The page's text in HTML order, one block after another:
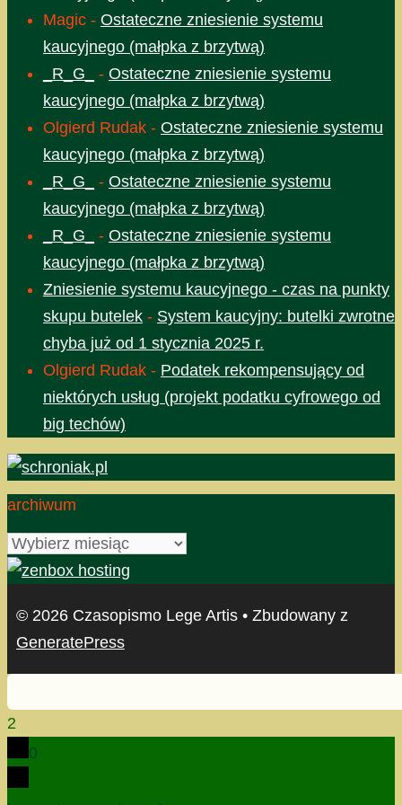
Magic - Ostateczne zniesienie systemu
kaucyjnego (małpka z brzytwą)
_R_G_
- Ostateczne zniesienie systemu
kaucyjnego (małpka z brzytwą)
Olgierd Rudak - Ostateczne zniesienie systemu
kaucyjnego (małpka z brzytwą)
_R_G_
- Ostateczne zniesienie systemu
kaucyjnego (małpka z brzytwą)
_R_G_
- Ostateczne zniesienie systemu
kaucyjnego (małpka z brzytwą)
Zniesienie systemu kaucyjnego - czas na punkty
skupu butelek - System kaucyjny: butelki zwrotne
chyba już od 1 stycznia 2025 r.
Olgierd Rudak - Podatek rekompensujący od
niektórych usług (projekt podatku cyfrowego od
big techów)
archiwum
archiwum
© 2026 Czasopismo Lege Artis • Zbudowany z
GeneratePress
2
0